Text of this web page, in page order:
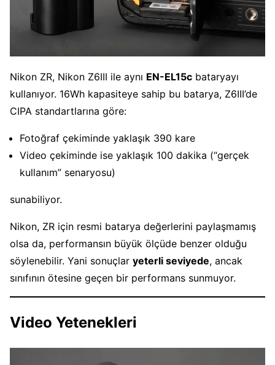
Nikon ZR, Nikon Z6III ile aynı EN-EL15c bataryayı
kullanıyor. 16Wh kapasiteye sahip bu batarya, Z6III’de
CIPA standartlarına göre:
Fotoğraf çekiminde yaklaşık 390 kare
Video çekiminde ise yaklaşık 100 dakika (“gerçek
kullanım” senaryosu)
sunabiliyor.
Nikon, ZR için resmi batarya değerlerini paylaşmamış
olsa da, performansın büyük ölçüde benzer olduğu
söylenebilir. Yani sonuçlar yeterli seviyede, ancak
sınıfının ötesine geçen bir performans sunmuyor.
Video Yetenekleri